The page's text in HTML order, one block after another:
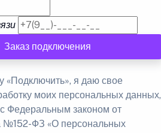
Заказ подключения
«Подключить», я даю свое
моих персональных данных,
с Федеральным законом от
№152-ФЗ «О персональных